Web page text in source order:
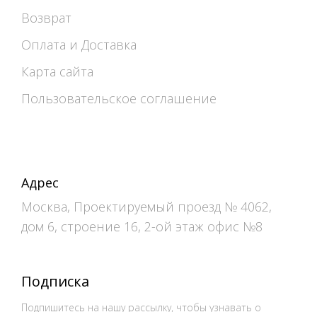
Возврат
Оплата и Доставка
Карта сайта
Пользовательское соглашение
Адрес
Москва, Проектируемый проезд № 4062,
дом 6, строение 16, 2-ой этаж офис №8
Подписка
Подпишитесь на нашу рассылку, чтобы узнавать о